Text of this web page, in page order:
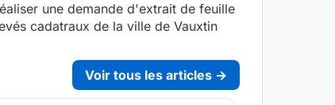
une demande d'extrait de feuille
cadatraux de la ville de Vauxtin
Voir tous les articles →